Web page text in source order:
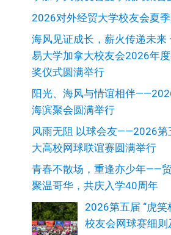
2026对外经贸大学校友会夏
海风见证成长，薪火传递未
易大学加拿大校友会2026年
奖仪式圆满举行
阳光、海风与情谊相伴
海滨聚会圆满举行
风雨无阻 以球会友——2026第
大高校网球联谊赛圆满举行
青春不散场，重逢亦少年——
聚温哥华，共庆入学40周年
2026第五届 “虎笑
校友会网球赛细则